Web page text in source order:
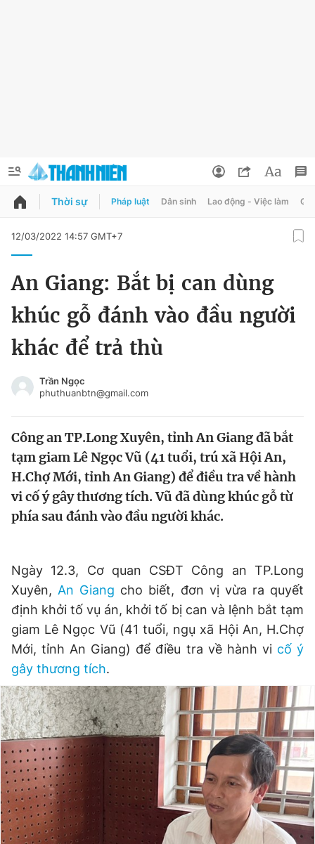
QUẢNG CÁO
Chuyên mục khác
Video Magazine
Sản phẩm khác
Thông tin tòa soạn Liên hệ quảng cáo
Đọc Thanh Niên trên điện thoại
Theo dõi báo trên
Hotline
0906 645 777
Liên hệ quảng cáo
0908 780 404
Đổi mật khẩu
Tin đã lưu
Tin đã xem
Đăng xuất
Thời sự Pháp luật Dân sinh Lao động - Việc làm
12/03/2022 14:57 GMT+7
An Giang: Bắt bị can dùng
khúc gỗ đánh vào đầu người
khác để trả thù
Trần Ngọc
phuthuanbtn@gmail.com
Công an TP.Long Xuyên, tỉnh An Giang đã bắt
tạm giam Lê Ngọc Vũ (41 tuổi, trú xã Hội An,
H.Chợ Mới, tỉnh An Giang) để điều tra về hành
vi cố ý gây thương tích. Vũ đã dùng khúc gỗ từ
phía sau đánh vào đầu người khác.
Ngày 12.3, Cơ quan CSĐT Công an TP.Long
Xuyên, An Giang cho biết, đơn vị vừa ra quyết
định khởi tố vụ án, khởi tố bị can và lệnh bắt tạm
giam Lê Ngọc Vũ (41 tuổi, ngụ xã Hội An, H.Chợ
Mới, tỉnh An Giang) để điều tra về hành vi cố ý
gây thương tích.